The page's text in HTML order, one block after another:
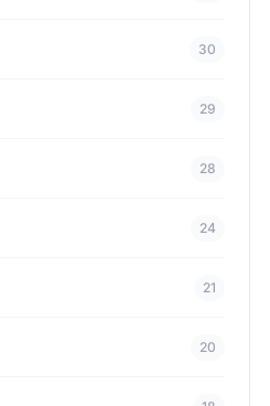
30
29
28
24
21
20